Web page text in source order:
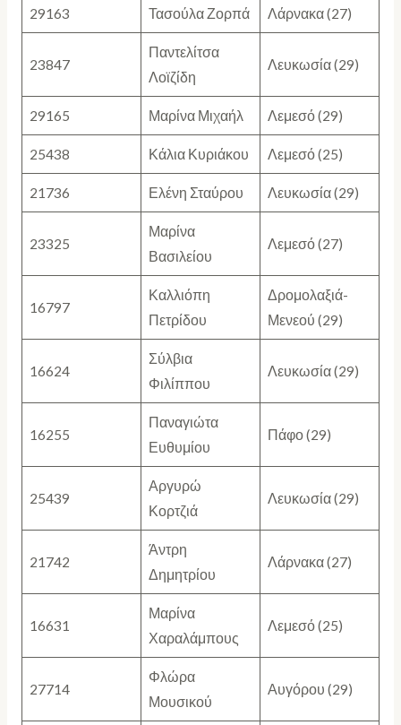
29163 Τασούλα Ζορπά Λάρνακα (27)
23847
Παντελίτσα
Λοϊζίδη
Λευκωσία (29)
29165 Μαρίνα Μιχαήλ Λεμεσό (29)
25438 Κάλια Κυριάκου Λεμεσό (25)
21736 Ελένη Σταύρου Λευκωσία (29)
23325
Μαρίνα
Βασιλείου
Λεμεσό (27)
16797
Καλλιόπη
Πετρίδου
Δρομολαξιά-
Μενεού (29)
16624
Σύλβια
Φιλίππου
Λευκωσία (29)
16255
Παναγιώτα
Ευθυμίου
Πάφο (29)
25439
Αργυρώ
Κορτζιά
Λευκωσία (29)
21742
Άντρη
Δημητρίου
Λάρνακα (27)
16631
Μαρίνα
Χαραλάμπους
Λεμεσό (25)
27714
Φλώρα
Μουσικού
Αυγόρου (29)